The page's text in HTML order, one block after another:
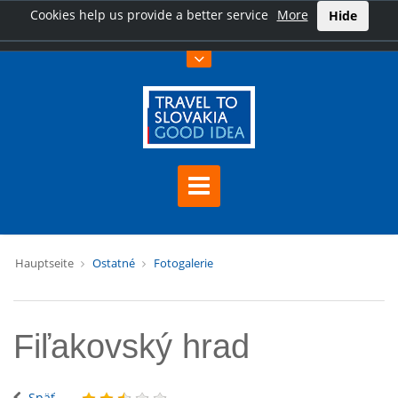
Cookies help us provide a better service More Hide
Hauptseite Ostatné Fotogalerie
Fiľakovský hrad